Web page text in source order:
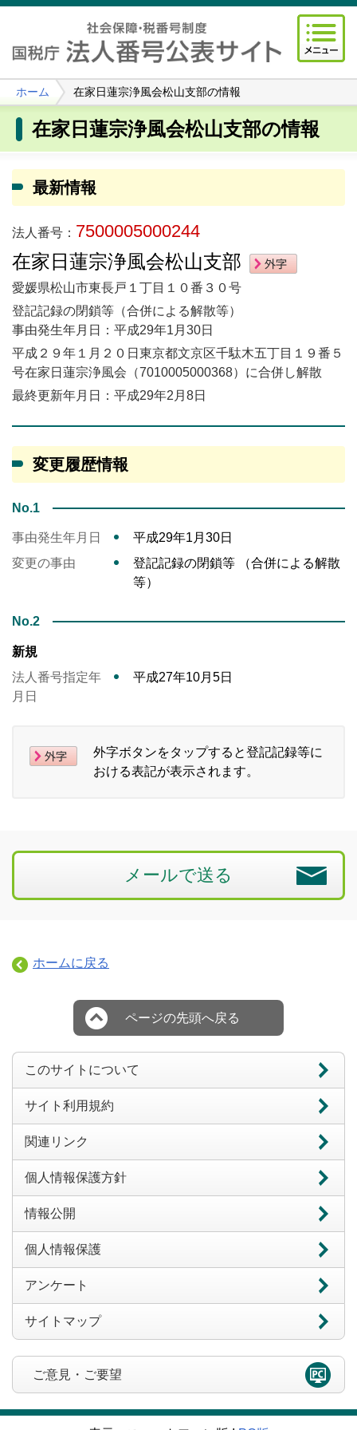
ホーム 在家日蓮宗浄風会松山支部の情報
在家日蓮宗浄風会松山支部の情報
最新情報
法人番号： 7500005000244
在家日蓮宗浄風会松山支部
愛媛県松山市東長戸１丁目１０番３０号
登記記録の閉鎖等（合併による解散等）
事由発生年月日：平成29年1月30日
平成２９年１月２０日東京都文京区千駄木五丁目１９番５
号在家日蓮宗浄風会（7010005000368）に合併し解散
最終更新年月日：平成29年2月8日
変更履歴情報
No.1
事由発生年月日
平成29年1月30日
変更の事由
登記記録の閉鎖等 （合併による解散
等）
No.2
新規
法人番号指定年
月日
平成27年10月5日
外字ボタンをタップすると登記記録等に
おける表記が表示されます。
メールで送る
ホームに戻る
ページの先頭へ戻る
このサイトについて
サイト利用規約
関連リンク
個人情報保護方針
情報公開
個人情報保護
アンケート
サイトマップ
ご意見・ご要望